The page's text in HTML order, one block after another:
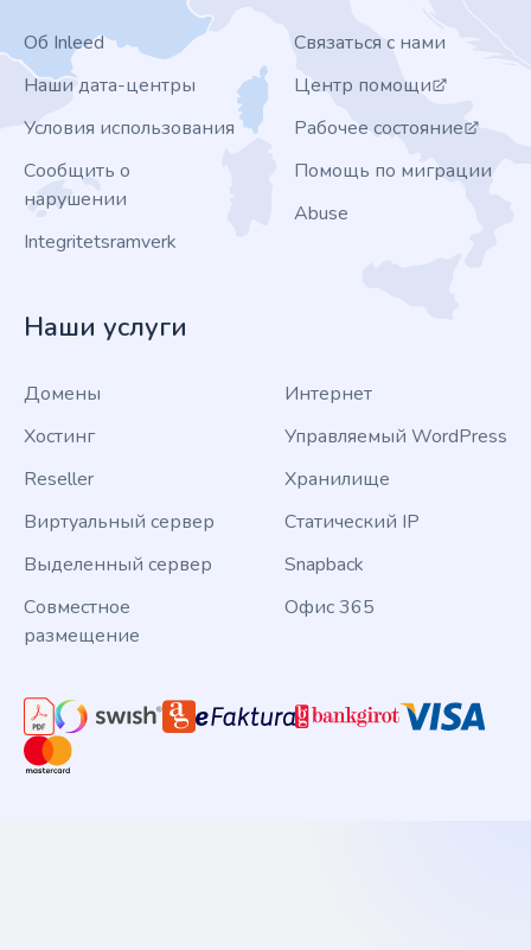
Об Inleed
Наши дата-центры
Условия использования
Сообщить о
нарушении
Integritetsramverk
Связаться с нами
Центр помощи
Рабочее состояние
Помощь по миграции
Abuse
Наши услуги
Домены
Хостинг
Reseller
Виртуальный сервер
Выделенный сервер
Совместное
размещение
Интернет
Управляемый WordPress
Хранилище
Статический IP
Snapback
Офис 365